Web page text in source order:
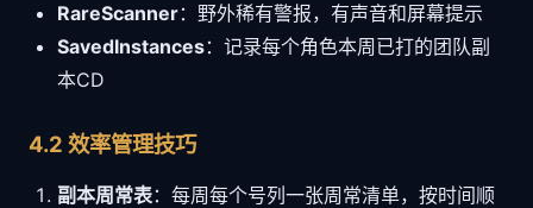
RareScanner：野外稀有警报，有声音和屏幕提示
SavedInstances：记录每个角色本周已打的团队副
本CD
4.2 效率管理技巧
副本周常表：每周每个号列一张周常清单，按时间顺